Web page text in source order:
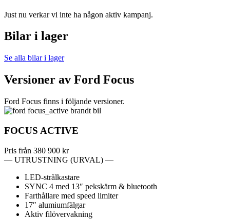
Just nu verkar vi inte ha någon aktiv kampanj.
Bilar i lager
Se alla bilar i lager
Versioner av Ford Focus
Ford Focus finns i följande versioner.
FOCUS ACTIVE
Pris från 380 900 kr
— UTRUSTNING (URVAL) —
LED-strålkastare
SYNC 4 med 13″ pekskärm & bluetooth
Farthållare med speed limiter
17″ alumiumfälgar
Aktiv filövervakning